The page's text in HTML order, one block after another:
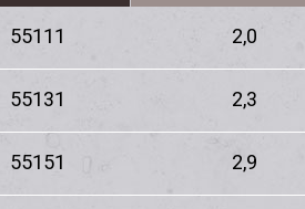
55111 2,0
55131 2,3
55151 2,9